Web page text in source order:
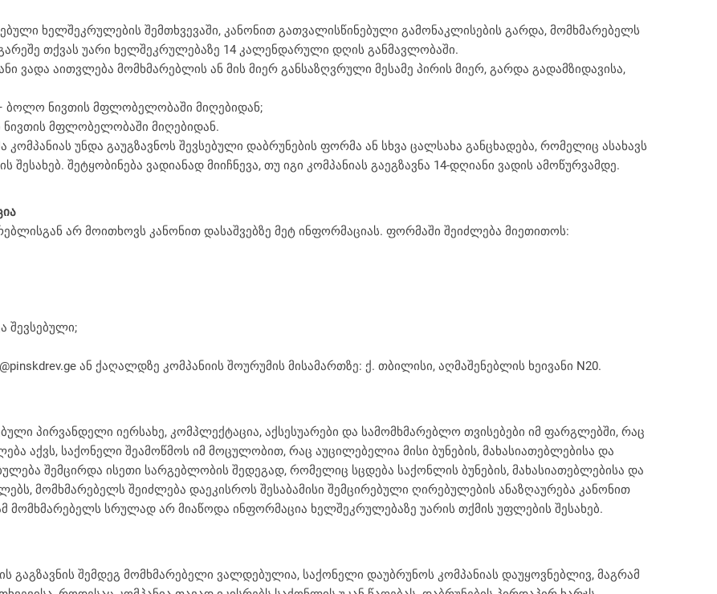
ხელშეკრულების შემთხვევაში, კანონით გათვალისწინებული გამონაკლისების გარდა, მომხმარებელს
თქვას უარი ხელშეკრულებაზე 14 კალენდარული დღის განმავლობაში.
ვადა აითვლება მომხმარებლის ან მის მიერ განსაზღვრული მესამე პირის მიერ, გარდა გადამზიდავისა,
ბოლო ნივთის მფლობელობაში მიღებიდან;
ნივთის მფლობელობაში მიღებიდან.
უნდა გაუგზავნოს შევსებული დაბრუნების ფორმა ან სხვა ცალსახა განცხადება, რომელიც ასახავს
შეტყობინება ვადიანად მიიჩნევა, თუ იგი კომპანიას გაეგზავნა 14-დღიანი ვადის ამოწურვამდე.
არ მოითხოვს კანონით დასაშვებზე მეტ ინფორმაციას. ფორმაში შეიძლება მიეთითოს:
შევსებული;
ან ქაღალდზე კომპანიის შოურუმის მისამართზე: ქ. თბილისი, აღმაშენებლის ხეივანი N20.
პირვანდელი იერსახე, კომპლექტაცია, აქსესუარები და სამომხმარებლო თვისებები იმ ფარგლებში, რაც
აქვს, საქონელი შეამოწმოს იმ მოცულობით, რაც აუცილებელია მისი ბუნების, მახასიათებლებისა და
შემცირდა ისეთი სარგებლობის შედეგად, რომელიც სცდება საქონლის ბუნების, მახასიათებლებისა და
მომხმარებელს შეიძლება დაეკისროს შესაბამისი შემცირებული ღირებულების ანაზღაურება კანონით
მომხმარებელს სრულად არ მიაწოდა ინფორმაცია ხელშეკრულებაზე უარის თქმის უფლების შესახებ.
გაგზავნის შემდეგ მომხმარებელი ვალდებულია, საქონელი დაუბრუნოს კომპანიას დაუყოვნებლივ, მაგრამ